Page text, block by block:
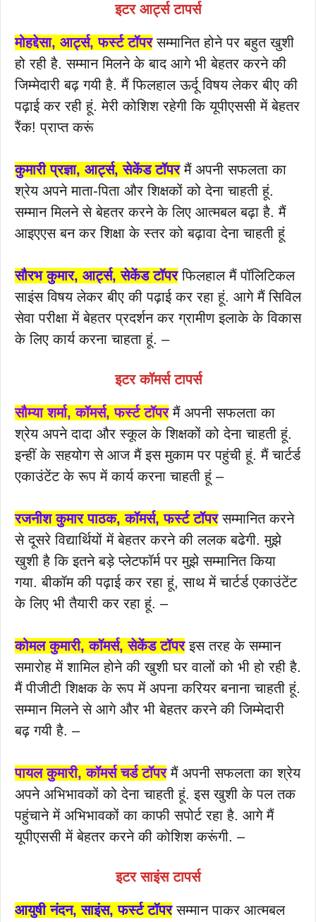
इटर आर्ट्सटापर्स
मोहद्देसा, आर्ट्स, फर्स्ट टॉपरसम्मानित होने पर बहुत खुशी
हो रही है. सम्मान मिलने के बाद आगे भी बेहतर करने की
जिम्मेदारी बढ़ गयी है. मैं फिलहाल ऊर्दू विषय लेकर बीए की
पढ़ाई कर रही हूं. मेरी कोशिश रहेगी कि यूपीएससी में बेहतर
रैंक! प्राप्त करूं
कुमारी प्रज्ञा, आर्ट्स, सेकेंड टॉपरमैं अपनी सफलता का
श्रेय अपने माता-पिता और शिक्षकों को देना चाहती हूं.
सम्मान मिलने से बेहतर करने के लिए आत्मबल बढ़ा है. मैं
आइएएस बन कर शिक्षा के स्तर को बढ़ावा देना चाहती हूं
सौरभ कुमार, आर्ट्स, सेकेंड टॉपरफिलहाल मैं पॉलिटिकल
साइंस विषय लेकर बीए की पढ़ाई कर रहा हूं. आगे मैं सिविल
सेवा परीक्षा में बेहतर प्रदर्शन कर ग्रामीण इलाके के विकास
के लिए कार्य करना चाहता हूं. –
इटरकॉमर्सटापर्स
सौम्या शर्मा, कॉमर्स, फर्स्ट टॉपरमैं अपनी सफलता का
श्रेय अपने दादा और स्कूल के शिक्षकों को देना चाहती हूं.
इन्हीं के सहयोग से आज मैं इस मुकाम पर पहुंची हूं. मैं चार्टर्ड
एकाउंटेंट के रूप में कार्य करना चाहती हूं –
रजनीश कुमार पाठक, कॉमर्स, फर्स्ट टॉपरसम्मानित करने
से दूसरे विद्यार्थियों में बेहतर करने की ललक बढेगी. मुझे
खुशी है कि इतने बड़े प्लेटफॉर्म पर मुझे सम्मानित किया
गया. बीकॉम की पढ़ाई कर रहा हूं, साथ में चार्टर्ड एकाउंटेंट
के लिए भी तैयारी कर रहा हूं. –
कोमल कुमारी, कॉमर्स, सेकेंड टॉपरइस तरह के सम्मान
समारोह में शामिल होने की खुशी घर वालों को भी हो रही है.
मैं पीजीटी शिक्षक के रूप में अपना करियर बनाना चाहती हूं.
सम्मान मिलने से आगे और भी बेहतर करने की जिम्मेदारी
बढ़ गयी है. –
पायल कुमारी, कॉमर्स चर्ड टॉपरमैं अपनी सफलता का श्रेय
अपने अभिभावकों को देना चाहती हूं. इस खुशी के पल तक
पहुंचाने में अभिभावकों का काफी सपोर्ट रहा है. आगे मैं
यूपीएससी में बेहतर करने की कोशिश करूंगी. –
इटरसाइंसटापर्स
आयुषी नंदन, साइंस, फर्स्ट टॉपरसम्मान पाकर आत्मबल